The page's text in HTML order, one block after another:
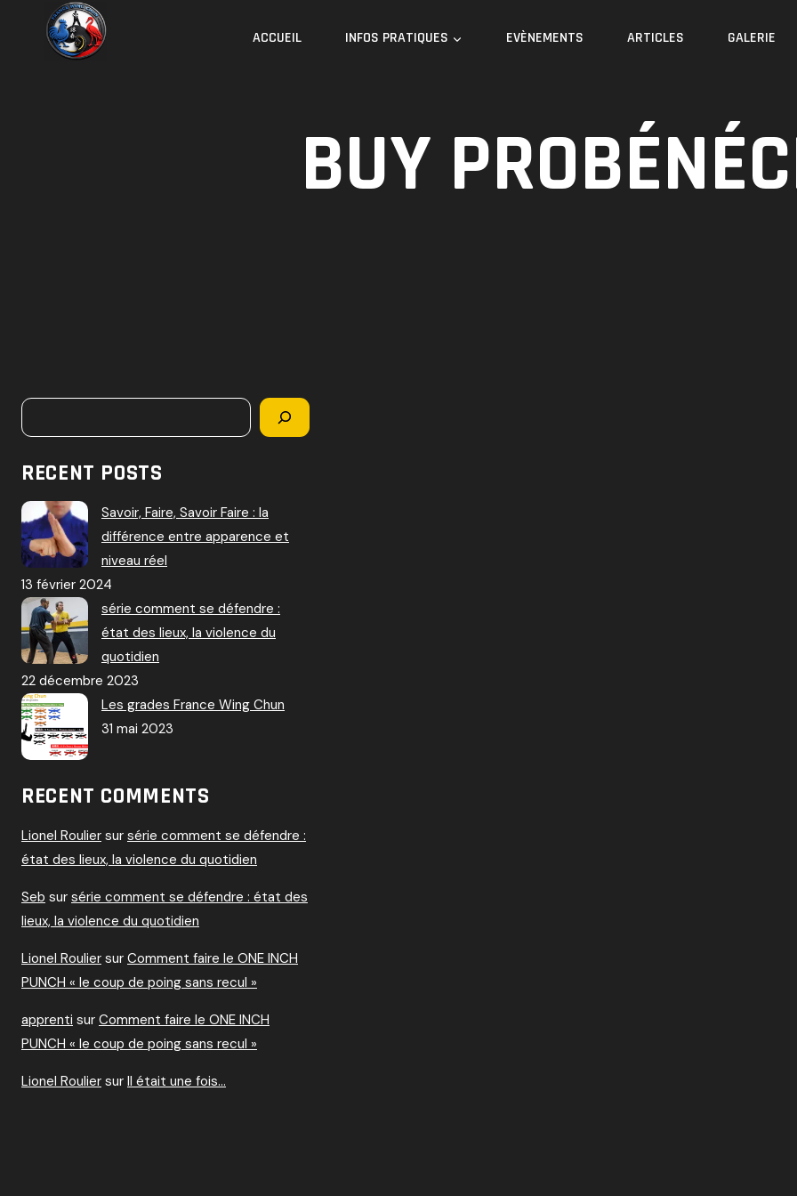
ACCUEIL INFOS PRATIQUES EVÈNEMENTS ARTICLES GALERIE
BUY
Rechercher
RECENT POSTS
Savoir, Faire, Savoir Faire : la
différence entre apparence et
niveau réel
13 février 2024
série comment se défendre :
état des lieux, la violence du
quotidien
22 décembre 2023
Les grades France Wing Chun
31 mai 2023
RECENT COMMENTS
Lionel Roulier sur série comment se défendre :
état des lieux, la violence du quotidien
Seb sur série comment se défendre : état des
lieux, la violence du quotidien
Lionel Roulier sur Comment faire le ONE INCH
PUNCH « le coup de poing sans recul »
apprenti sur Comment faire le ONE INCH
PUNCH « le coup de poing sans recul »
Lionel Roulier sur Il était une fois…